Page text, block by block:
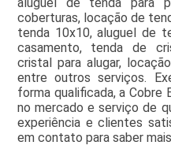
coberturas, locação de
tenda 10x10, aluguel de
casamento, tenda de
cristal para alugar,
entre outros serviços.
forma qualificada, a Cobre
no mercado e serviço de
experiência e clientes
em contato para saber